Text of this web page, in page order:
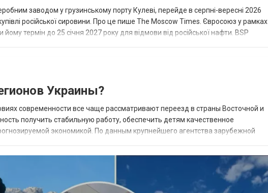
заводом у грузинському порту Кулеві, перейде в серпні-вересні 2026
російської сировини. Про це пише The Moscow Times. Євросоюз у рамках
термін до 25 січня 2027 року для відмови від російської нафти. BSP
Украины?
современности все чаще рассматривают переезд в страны Восточной и
получить стабильную работу, обеспечить детям качественное
экономикой. По данным крупнейшего агентства зарубежной